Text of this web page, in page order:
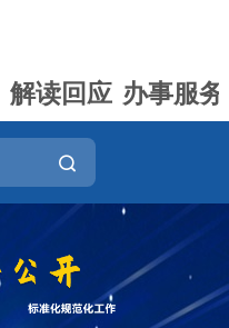
解读回应 办事服务